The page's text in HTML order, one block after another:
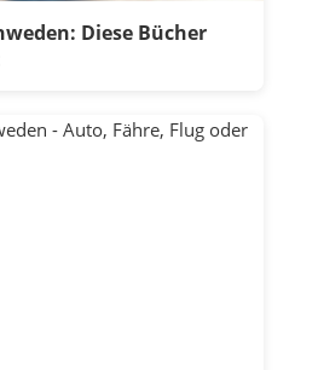
Diese Bücher